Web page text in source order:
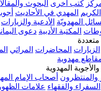
البحوث والمقالات المهدي في
في الأحاديث أجوبة أهل البيت
الأدعية والزيارات التوقيعات
دعوى اليماني جميع الكتب
المراثي المواليد معرض
الإمام المهدي عليه
علامات الظهور عصر الغيبة